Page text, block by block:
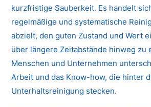
kurzfristige Sauberkeit. Es handelt
regelmäßige und systematische
abzielt, den guten Zustand und Wert
über längere Zeitabstände hinweg zu
Menschen und Unternehmen
Arbeit und das Know-how, die hinter
Unterhaltsreinigung stecken.